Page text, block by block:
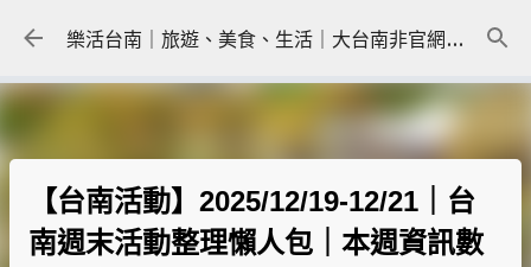
跳到主要內容 樂活台南｜旅遊、美食、生活｜大台南非官網｜tainanlohas.cc
【台南活動】2025/12/19-12/21｜台
南週末活動整理懶人包｜本週資訊數